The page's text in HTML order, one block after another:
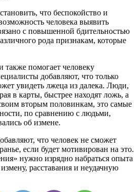
что беспокойство и
человека выявить
с повышенной бдительностью
рода признакам, которые
помогает человеку
добавляют, что только
увидеть лжеца из далека. Люди,
в карты, быстрее находят ложь, а
вторым половинкам, это самые
по сравнению с людьми,
об измене.
что человек не сможет
если будет мотивирован на это.
нужно изрядно набраться опыта
расставания и неудачную